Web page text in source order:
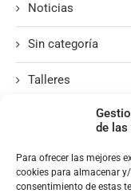
de
Para ofrecer las mejores
cookies para almacenar
consentimiento de estas
Noticias
Sin categoría
Talleres